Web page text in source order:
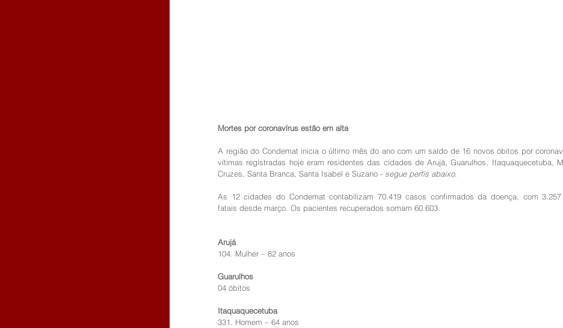
Mortes por coronavírus estão em alta
A região do Condemat inicia o último mês do ano com um saldo de 16 novos óbitos por
vítimas registradas hoje eram residentes das cidades de Arujá, Guarulhos, Itaquaquecetuba,
Cruzes, Santa Branca, Santa Isabel e Suzano - segue perfis abaixo.
As 12 cidades do Condemat contabilizam 70.419 casos confirmados da doença, com
fatais desde março. Os pacientes recuperados somam 60.603.
Arujá
104. Mulher – 82 anos
Guarulhos
04 óbitos
Itaquaquecetuba
331. Homem – 64 anos